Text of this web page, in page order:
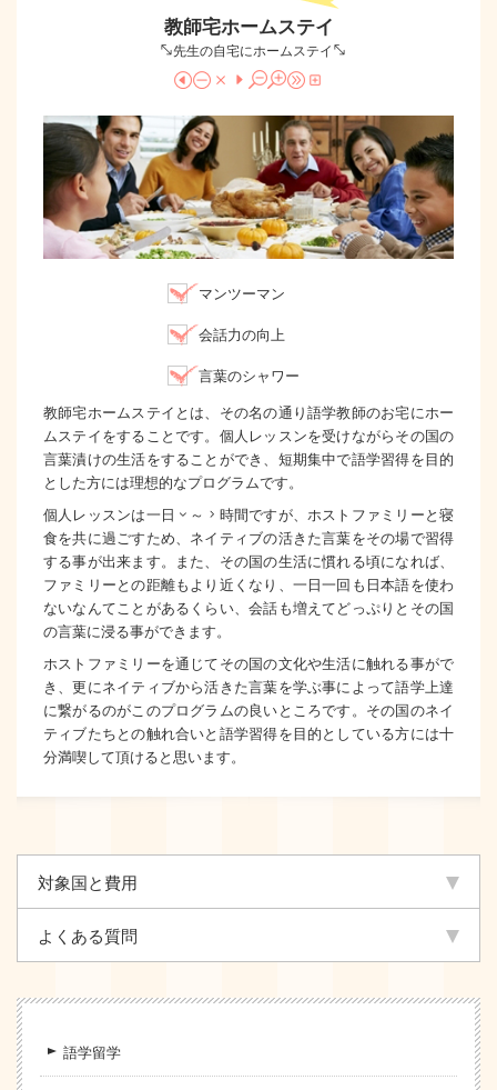
教師宅ホームステイ
-先生の自宅にホームステイ-
HOMESTAY
マンツーマン
会話力の向上
言葉のシャワー
教師宅ホームステイとは、その名の通り語学教師のお宅にホー
ムステイをすることです。個人レッスンを受けながらその国の
言葉漬けの生活をすることができ、短期集中で語学習得を目的
とした方には理想的なプログラムです。
個人レッスンは一日3～5時間ですが、ホストファミリーと寝
食を共に過ごすため、ネイティブの活きた言葉をその場で習得
する事が出来ます。また、その国の生活に慣れる頃になれば、
ファミリーとの距離もより近くなり、一日一回も日本語を使わ
ないなんてことがあるくらい、会話も増えてどっぷりとその国
の言葉に浸る事ができます。
ホストファミリーを通じてその国の文化や生活に触れる事がで
き、更にネイティブから活きた言葉を学ぶ事によって語学上達
に繋がるのがこのプログラムの良いところです。その国のネイ
ティブたちとの触れ合いと語学習得を目的としている方には十
分満喫して頂けると思います。
対象国と費用
よくある質問
語学留学